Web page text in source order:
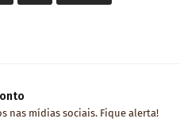
nas mídias sociais. Fique alerta!